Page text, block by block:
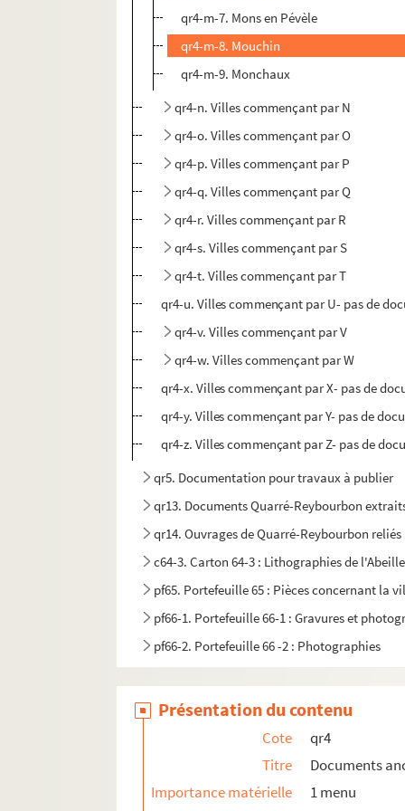
qr4-m-7. Mons en Pévèle
qr4-m-8. Mouchin
qr4-m-9. Monchaux
qr4-n. Villes commençant par N
qr4-o. Villes commençant par O
qr4-p. Villes commençant par P
qr4-q. Villes commençant par Q
qr4-r. Villes commençant par R
qr4-s. Villes commençant par S
qr4-t. Villes commençant par T
qr4-u. Villes commençant par U- pas de
qr4-v. Villes commençant par V
qr4-w. Villes commençant par W
qr4-x. Villes commençant par X- pas de
qr4-y. Villes commençant par Y- pas de
qr4-z. Villes commençant par Z- pas de
qr5. Documentation pour travaux à publier
qr13. Documents Quarré-Reybourbon
qr14. Ouvrages de Quarré-Reybourbon
c64-3. Carton 64-3 : Lithographies de
pf65. Portefeuille 65 : Pièces concernant la
pf66-1. Portefeuille 66-1 : Gravures et
pf66-2. Portefeuille 66 -2 : Photographies
pf67. Portefeuille 67 : Plans de propriétés
pf68. Portefeuille 68 : Documents relatifs
pf70. Portefeuille 70 : Plans de la ville de
pf80. Portefeuille 80 : Réclames
Présentation du contenu
Cote
qr4
Titre
Documents
Importance matérielle
1 menu